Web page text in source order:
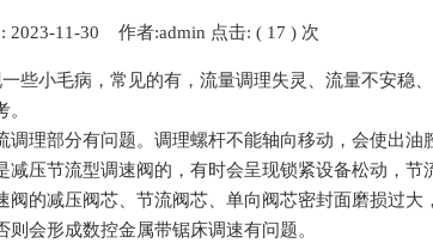
: 2023-11-30 作者:admin 点击: ( 17 ) 次
些小毛病，常见的有，流量调理失灵、流量不安稳
理部分有问题。调理螺杆不能轴向移动，会使出油
压节流型调速阀的，有时会呈现锁紧设备松动，节
的减压阀芯、节流阀芯、单向阀芯密封面磨损过大
会形成数控金属带锯床调速有问题。